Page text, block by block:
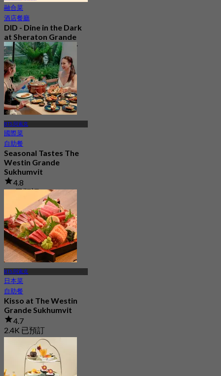
融合菜
酒店餐廳
DID - Dine in the Dark
at Sheraton Grande
Sukhumvit, a Luxury
Collection Hotel ,
Bangkok
5.0
328 已預訂
起฿ 1,590
BTS 阿索克
國際菜
自助餐
Seasonal Tastes The
Westin Grande
Sukhumvit
4.8
2K 已預訂
฿ 794.25
BTS 阿索克
日本菜
自助餐
Kisso at The Westin
Grande Sukhumvit
4.7
2.4K 已預訂